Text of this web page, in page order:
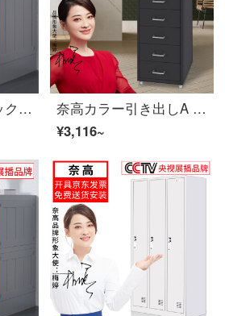
奈高ABSプラスチック学校学生カバン箱風呂プールジムにロッカー従業員ワルター465×390×500 mm
奈高カラー引き出しA 4ファイルロッカーオフィス移動狭窄物多重箱収納小箱テーブル下鉄革整理活動箱6抽黒
¥3,116~